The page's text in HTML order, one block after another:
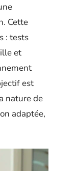
Cette
: tests
et
est
nature de
adaptée,